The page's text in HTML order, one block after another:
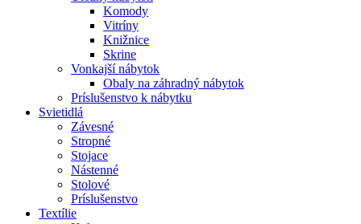
Komody
Vitríny
Knižnice
Skrine
Vonkajší nábytok
Obaly na záhradný nábytok
Príslušenstvo k nábytku
Svietidlá
Závesné
Stropné
Stojace
Nástenné
Stolové
Príslušenstvo
Textílie